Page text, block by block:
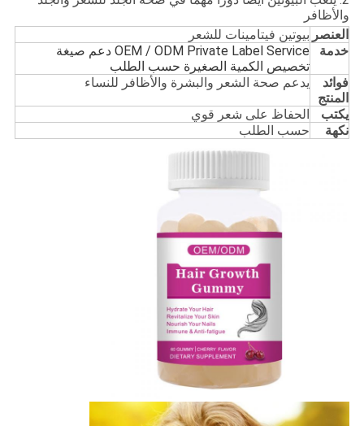
والأظافر
العنصر بيوتين فيتامينات للشعر
خدمة
OEM / ODM Private Label Service دعم صيغة
تخصيص الكمية الصغيرة حسب الطلب
فوائد
المنتج
يدعم صحة الشعر والبشرة والأظافر للنساء
يكتب
الحفاظ على شعر قوي
نكهة
حسب الطلب